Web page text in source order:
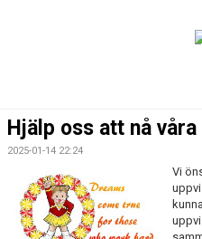
VÅRA LAG OCH TRÄNARE
TÄVLING
LÄNKAR
Hjälp oss att nå
2025-01-14 22:24
Vi